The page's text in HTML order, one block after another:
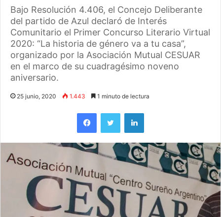
Bajo Resolución 4.406, el Concejo Deliberante
del partido de Azul declaró de Interés
Comunitario el Primer Concurso Literario Virtual
2020: “La historia de género va a tu casa”,
organizado por la Asociación Mutual CESUAR
en el marco de su cuadragésimo noveno
aniversario.
25 junio, 2020 1.443 1 minuto de lectura